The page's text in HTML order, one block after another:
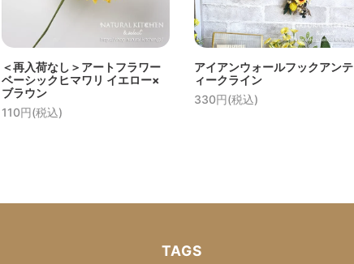
＜再入荷なし＞アートフラワー
ベーシックヒマワリ イエロー×
ブラウン
110円(税込)
アイアンウォールフックアンテ
ィークライン
330円(税込)
TAGS